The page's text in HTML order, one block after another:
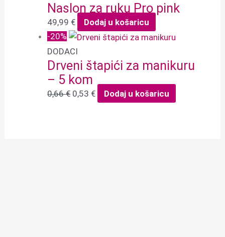
Naslon za ruku Pro pink
49,99 €
Dodaj u košaricu
-20%
DODACI
Drveni štapići za manikuru
– 5 kom
0,66€ 0,53 € Dodaj u košaricu